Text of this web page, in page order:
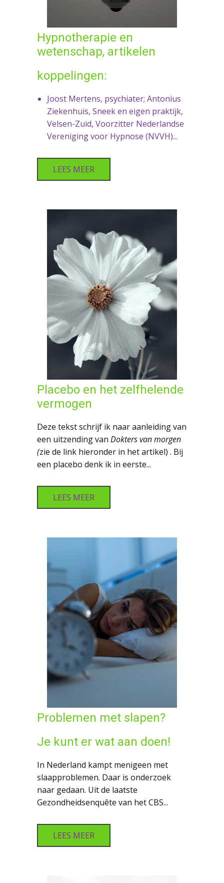
Hypnotherapie en
wetenschap, artikelen
koppelingen:
Joost Mertens, psychiater; Antonius
Ziekenhuis, Sneek en eigen praktijk,
Velsen-Zuid, Voorzitter Nederlandse
Vereniging voor Hypnose (NVVH)...
LEES MEER
Placebo en het zelfhelende
vermogen
Deze tekst schrijf ik naar aanleiding van
een uitzending van Dokters van morgen
(zie de link hieronder in het artikel) . Bij
een placebo denk ik in eerste...
LEES MEER
Problemen met slapen?
Je kunt er wat aan doen!
In Nederland kampt menigeen met
slaapproblemen. Daar is onderzoek
naar gedaan. Uit de laatste
Gezondheidsenquête van het CBS...
LEES MEER